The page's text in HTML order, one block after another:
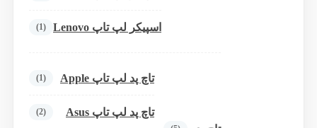
اسپیکر لپ تاپ Lenovo (1)
تاچ پد لپ تاپ Apple (1)
تاچ پد لپ تاپ Asus (2)